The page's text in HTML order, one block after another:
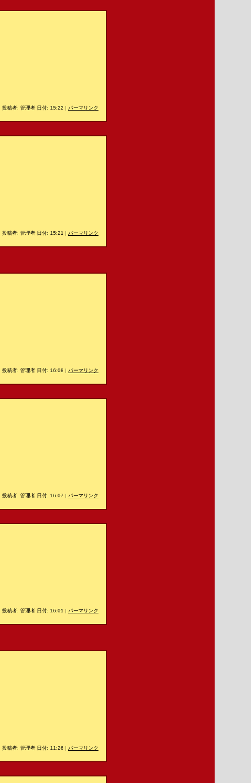
投稿者: 管理者 日付: 15:22 | パーマリンク
投稿者: 管理者 日付: 15:21 | パーマリンク
投稿者: 管理者 日付: 16:08 | パーマリンク
投稿者: 管理者 日付: 16:07 | パーマリンク
投稿者: 管理者 日付: 16:01 | パーマリンク
投稿者: 管理者 日付: 11:26 | パーマリンク